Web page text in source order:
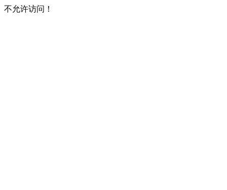
不允许访问！